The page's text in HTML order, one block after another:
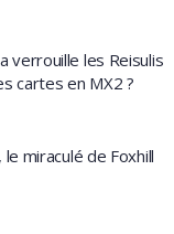
verrouille les Reisulis
cartes en MX2 ?
le miraculé de Foxhill